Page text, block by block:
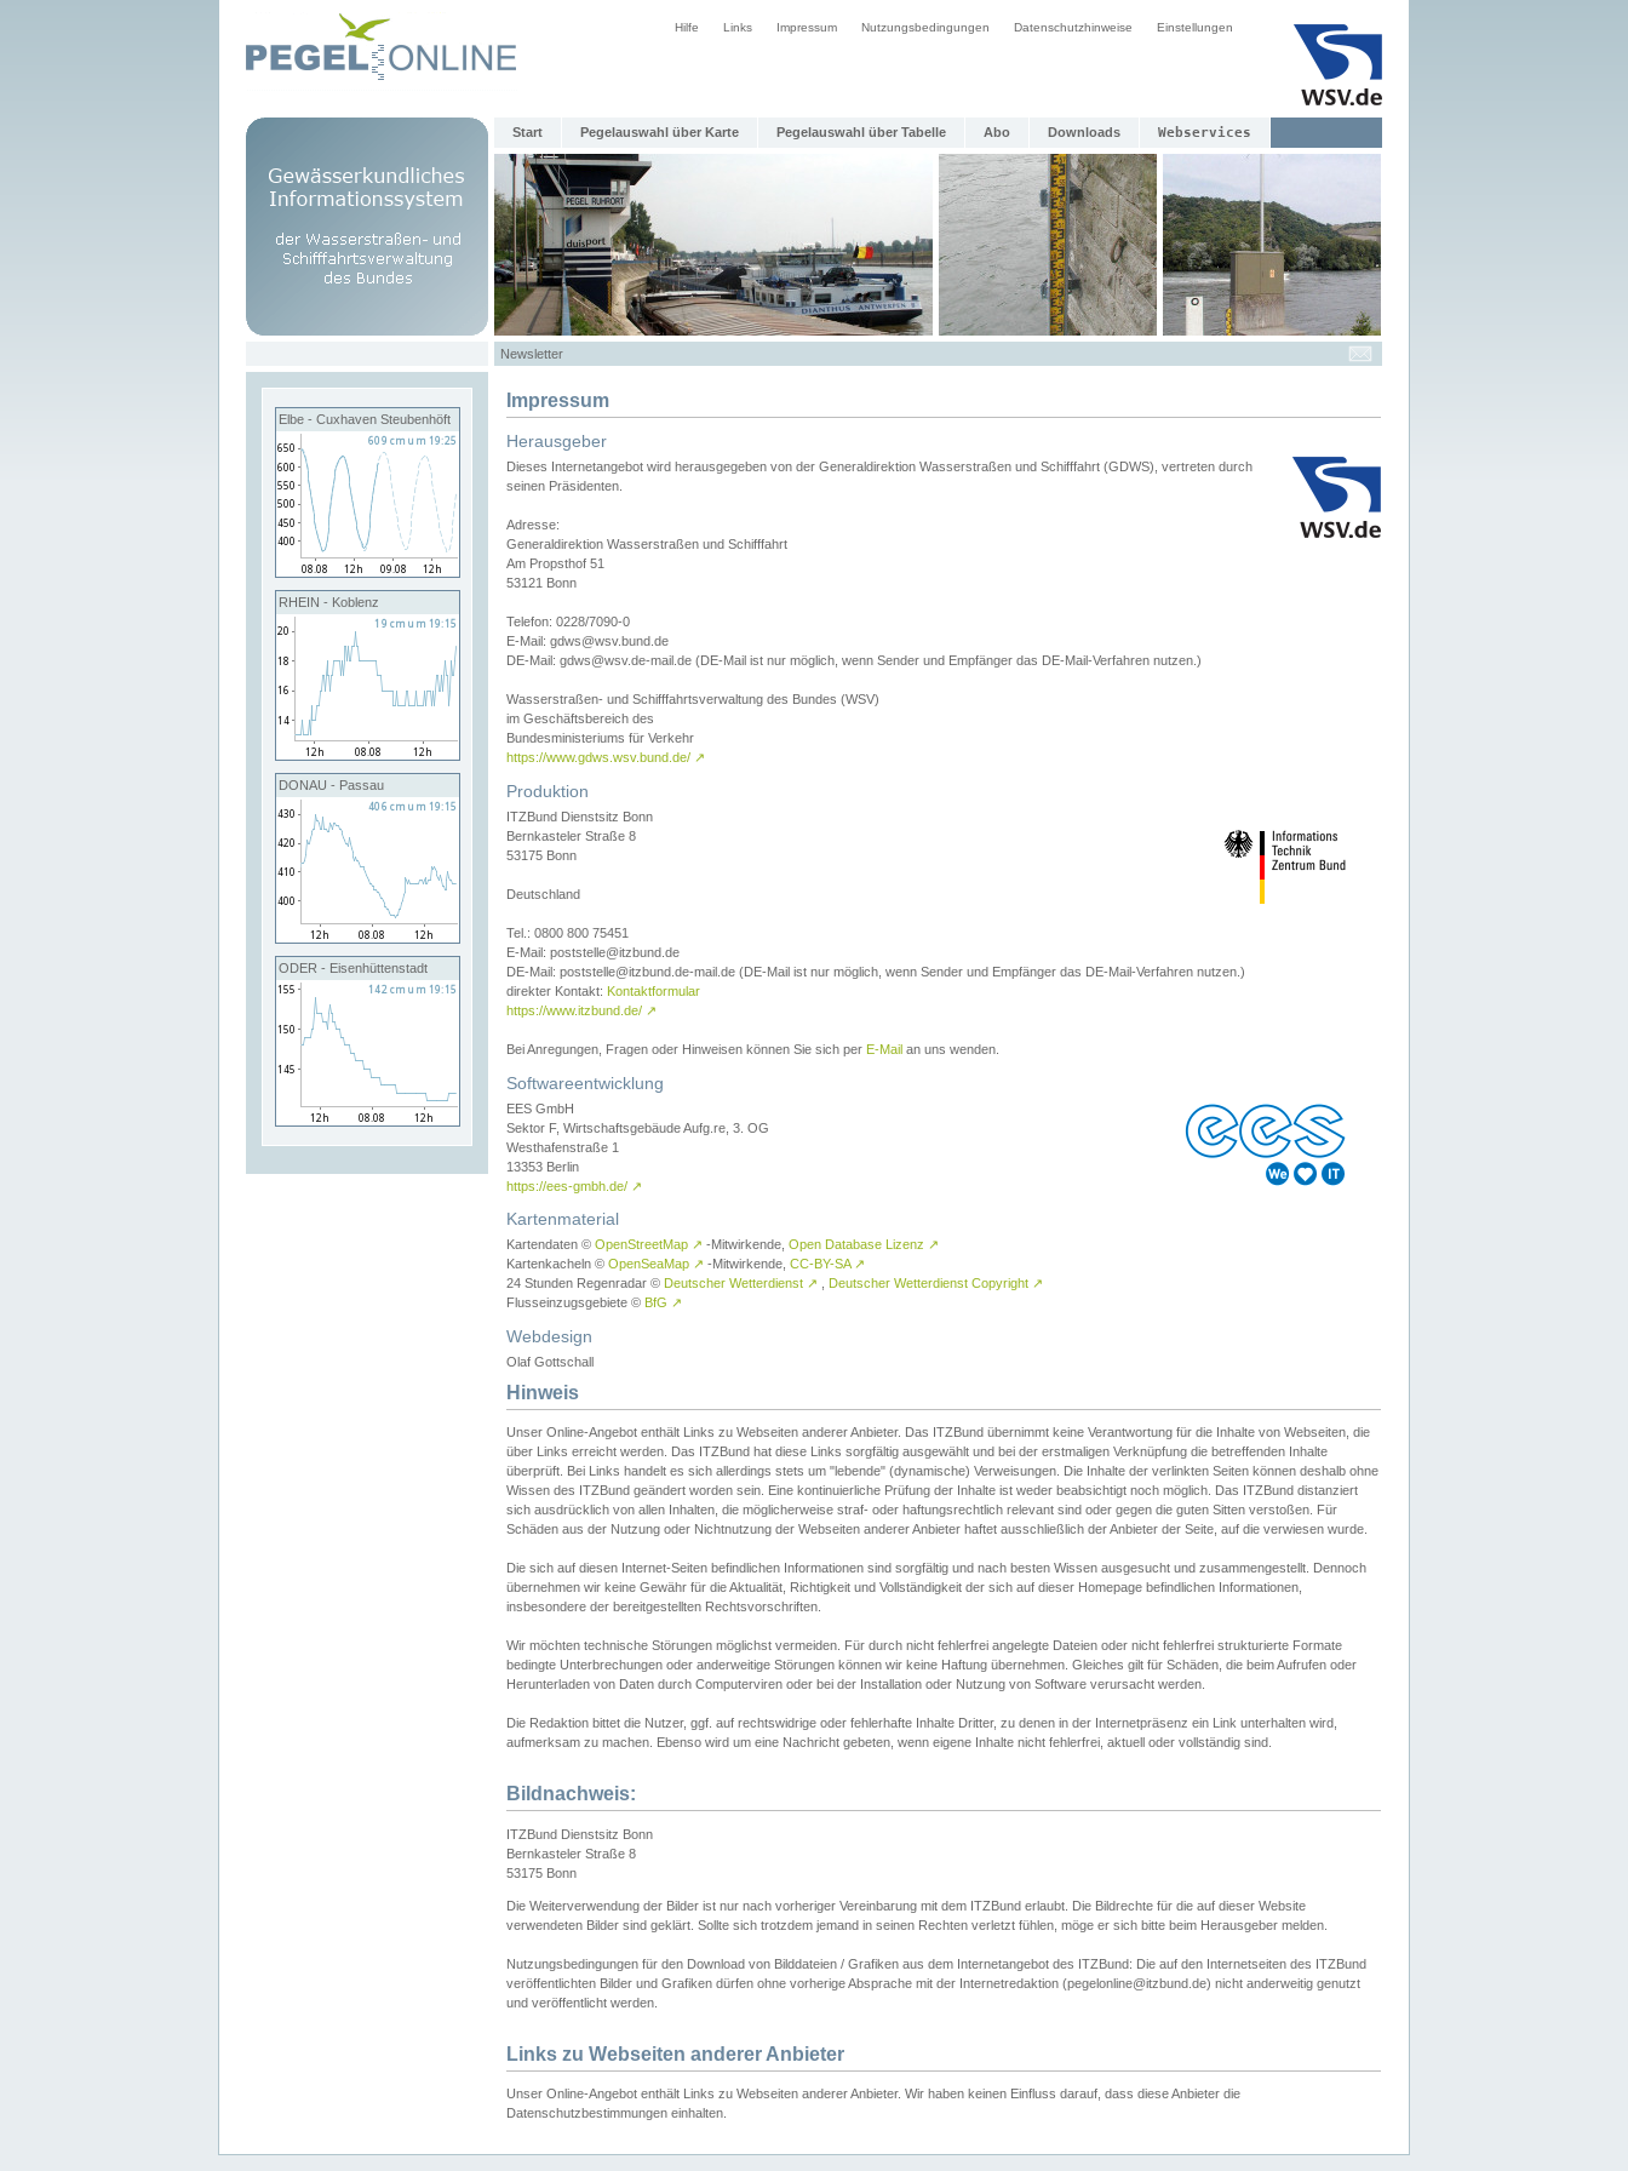
Hilfe Links Impressum Nutzungsbedingungen Datenschutzhinweise Einstellungen
Start Pegelauswahl über Karte Pegelauswahl über Tabelle Abo Downloads Webservices
Newsletter
Elbe - Cuxhaven Steubenhöft
RHEIN - Koblenz
DONAU - Passau
ODER - Eisenhüttenstadt
Impressum
Herausgeber
Dieses Internetangebot wird herausgegeben von der Generaldirektion Wasserstraßen und Schifffahrt (GDWS), vertreten durch
seinen Präsidenten.
Adresse:
Generaldirektion Wasserstraßen und Schifffahrt
Am Propsthof 51
53121 Bonn
Telefon: 0228/7090-0
E-Mail: gdws@wsv.bund.de
DE-Mail: gdws@wsv.de-mail.de (DE-Mail ist nur möglich, wenn Sender und Empfänger das DE-Mail-Verfahren nutzen.)
Wasserstraßen- und Schifffahrtsverwaltung des Bundes (WSV)
im Geschäftsbereich des
Bundesministeriums für Verkehr
https://www.gdws.wsv.bund.de/ ↗
Produktion
ITZBund Dienstsitz Bonn
Bernkasteler Straße 8
53175 Bonn
Deutschland
Tel.: 0800 800 75451
E-Mail: poststelle@itzbund.de
DE-Mail: poststelle@itzbund.de-mail.de (DE-Mail ist nur möglich, wenn Sender und Empfänger das DE-Mail-Verfahren nutzen.)
direkter Kontakt: Kontaktformular
https://www.itzbund.de/ ↗
Bei Anregungen, Fragen oder Hinweisen können Sie sich per E-Mail an uns wenden.
Softwareentwicklung
EES GmbH
Sektor F, Wirtschaftsgebäude Aufg.re, 3. OG
Westhafenstraße 1
13353 Berlin
https://ees-gmbh.de/ ↗
Kartenmaterial
Kartendaten © OpenStreetMap ↗ -Mitwirkende, Open Database Lizenz ↗
Kartenkacheln © OpenSeaMap ↗ -Mitwirkende, CC-BY-SA ↗
24 Stunden Regenradar © Deutscher Wetterdienst ↗ Deutscher Wetterdienst Copyright ↗
Flusseinzugsgebiete © BfG ↗
Webdesign
Olaf Gottschall
Hinweis
Unser Online-Angebot enthält Links zu Webseiten anderer Anbieter. Das ITZBund übernimmt keine Verantwortung für die Inhalte von Webseiten, die
über Links erreicht werden. Das ITZBund hat diese Links sorgfältig ausgewählt und bei der erstmaligen Verknüpfung die betreffenden Inhalte
überprüft. Bei Links handelt es sich allerdings stets um "lebende" (dynamische) Verweisungen. Die Inhalte der verlinkten Seiten können deshalb ohne
Wissen des ITZBund geändert worden sein. Eine kontinuierliche Prüfung der Inhalte ist weder beabsichtigt noch möglich. Das ITZBund distanziert
sich ausdrücklich von allen Inhalten, die möglicherweise straf- oder haftungsrechtlich relevant sind oder gegen die guten Sitten verstoßen. Für
Schäden aus der Nutzung oder Nichtnutzung der Webseiten anderer Anbieter haftet ausschließlich der Anbieter der Seite, auf die verwiesen wurde.
Die sich auf diesen Internet-Seiten befindlichen Informationen sind sorgfältig und nach besten Wissen ausgesucht und zusammengestellt. Dennoch
übernehmen wir keine Gewähr für die Aktualität, Richtigkeit und Vollständigkeit der sich auf dieser Homepage befindlichen Informationen,
insbesondere der bereitgestellten Rechtsvorschriften.
Wir möchten technische Störungen möglichst vermeiden. Für durch nicht fehlerfrei angelegte Dateien oder nicht fehlerfrei strukturierte Formate
bedingte Unterbrechungen oder anderweitige Störungen können wir keine Haftung übernehmen. Gleiches gilt für Schäden, die beim Aufrufen oder
Herunterladen von Daten durch Computerviren oder bei der Installation oder Nutzung von Software verursacht werden.
Die Redaktion bittet die Nutzer, ggf. auf rechtswidrige oder fehlerhafte Inhalte Dritter, zu denen in der Internetpräsenz ein Link unterhalten wird,
aufmerksam zu machen. Ebenso wird um eine Nachricht gebeten, wenn eigene Inhalte nicht fehlerfrei, aktuell oder vollständig sind.
Bildnachweis:
ITZBund Dienstsitz Bonn
Bernkasteler Straße 8
53175 Bonn
Die Weiterverwendung der Bilder ist nur nach vorheriger Vereinbarung mit dem ITZBund erlaubt. Die Bildrechte für die auf dieser Website
verwendeten Bilder sind geklärt. Sollte sich trotzdem jemand in seinen Rechten verletzt fühlen, möge er sich bitte beim Herausgeber melden.
Nutzungsbedingungen für den Download von Bilddateien / Grafiken aus dem Internetangebot des ITZBund: Die auf den Internetseiten des ITZBund
veröffentlichten Bilder und Grafiken dürfen ohne vorherige Absprache mit der Internetredaktion (pegelonline@itzbund.de) nicht anderweitig genutzt
und veröffentlicht werden.
Links zu Webseiten anderer Anbieter
Unser Online-Angebot enthält Links zu Webseiten anderer Anbieter. Wir haben keinen Einfluss darauf, dass diese Anbieter die
Datenschutzbestimmungen einhalten.